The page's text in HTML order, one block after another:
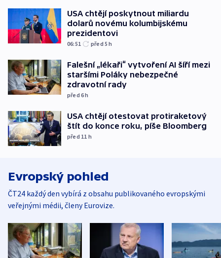
USA chtějí poskytnout miliardu
dolarů novému kolumbijskému
prezidentovi
06:51 před 5h
Falešní „lékaři“ vytvoření AI šíří mezi
staršími Poláky nebezpečné
zdravotní rady
před 6h
USA chtějí otestovat protiraketový
štít do konce roku, píše Bloomberg
před 11 h
Evropský pohled
ČT24 každý den vybírá z obsahu publikovaného evropskými
veřejnými médii, členy Eurovize.